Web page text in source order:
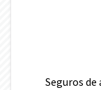
Seguros